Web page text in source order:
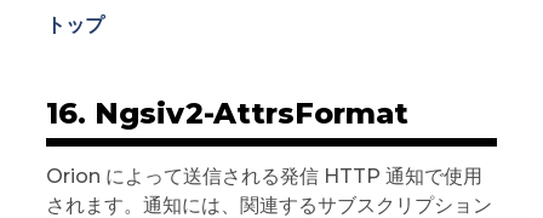
トップ
16. Ngsiv2-AttrsFormat
Orion によって送信される発信 HTTP 通知で使用
されます。通知には、関連するサブスクリプション